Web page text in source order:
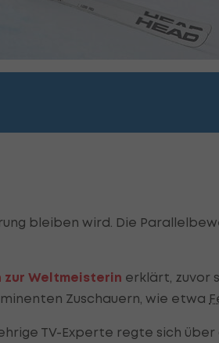
bleiben wird. Die
Weltmeisterin erklärt, zuvor
Zuschauern, wie etwa
TV-Experte regte sich